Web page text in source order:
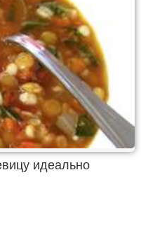
идеально